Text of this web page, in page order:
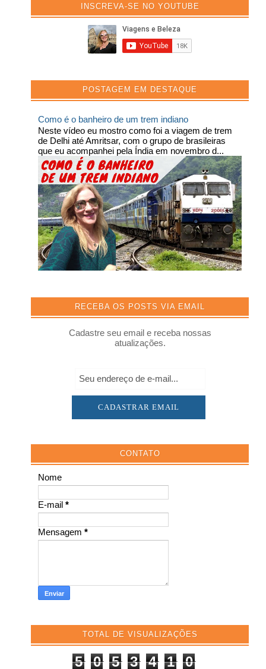
INSCREVA-SE NO YOUTUBE
POSTAGEM EM DESTAQUE
Como é o banheiro de um trem indiano
Neste vídeo eu mostro como foi a viagem de trem
de Delhi até Amritsar, com o grupo de brasileiras
que eu acompanhei pela Índia em novembro d...
RECEBA OS POSTS VIA EMAIL
Cadastre seu email e receba nossas
atualizações.
CONTATO
Nome
E-mail*
Mensagem*
TOTAL DE VISUALIZAÇÕES
5 0 5 3 4 1 0